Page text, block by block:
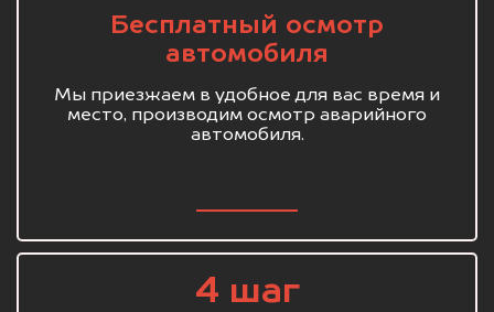
Бесплатный осмотр
автомобиля
Мы приезжаем в удобное для вас время и
место, производим осмотр аварийного
автомобиля.
4 шаг